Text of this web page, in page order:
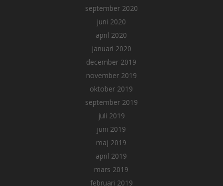
september 2020
juni 2020
april 2020
januari 2020
december 2019
november 2019
oktober 2019
september 2019
juli 2019
juni 2019
maj 2019
april 2019
mars 2019
februari 2019